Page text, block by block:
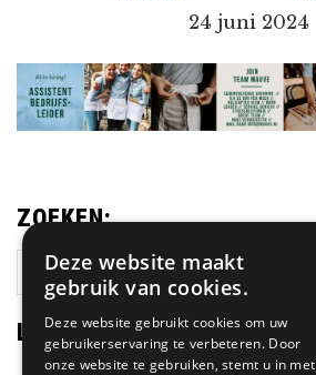
24 juni 2024
ZOEKEN:
Zoek
op
deze
website
LAATSTE NIEUWS:
Deze website maakt
gebruik van cookies.
Deze website gebruikt cookies om uw
gebruikerservaring te verbeteren. Door
onze website te gebruiken, stemt u in met